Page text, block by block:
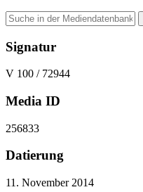
Signatur
V 100 / 72944
Media ID
256833
Datierung
11. November 2014